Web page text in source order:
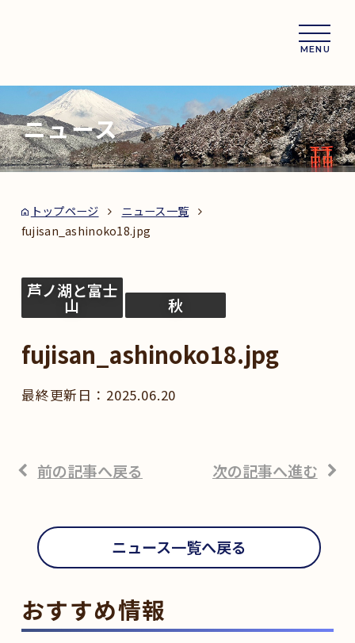
MENU
ニュース
トップページ
ニュース一覧
fujisan_ashinoko18.jpg
芦ノ湖と富士
山 秋
fujisan_ashinoko18.jpg
2025.06.20
前の記事へ戻る 次の記事へ進む
ニュース一覧へ戻る
おすすめ情報